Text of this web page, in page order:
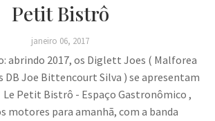
Petit Bistrô
janeiro 06, 2017
abrindo 2017, os Diglett Joes ( Malforea
DB Joe Bittencourt Silva ) se apresentam
Le Petit Bistrô - Espaço Gastronômico ,
motores para amanhã, com a banda